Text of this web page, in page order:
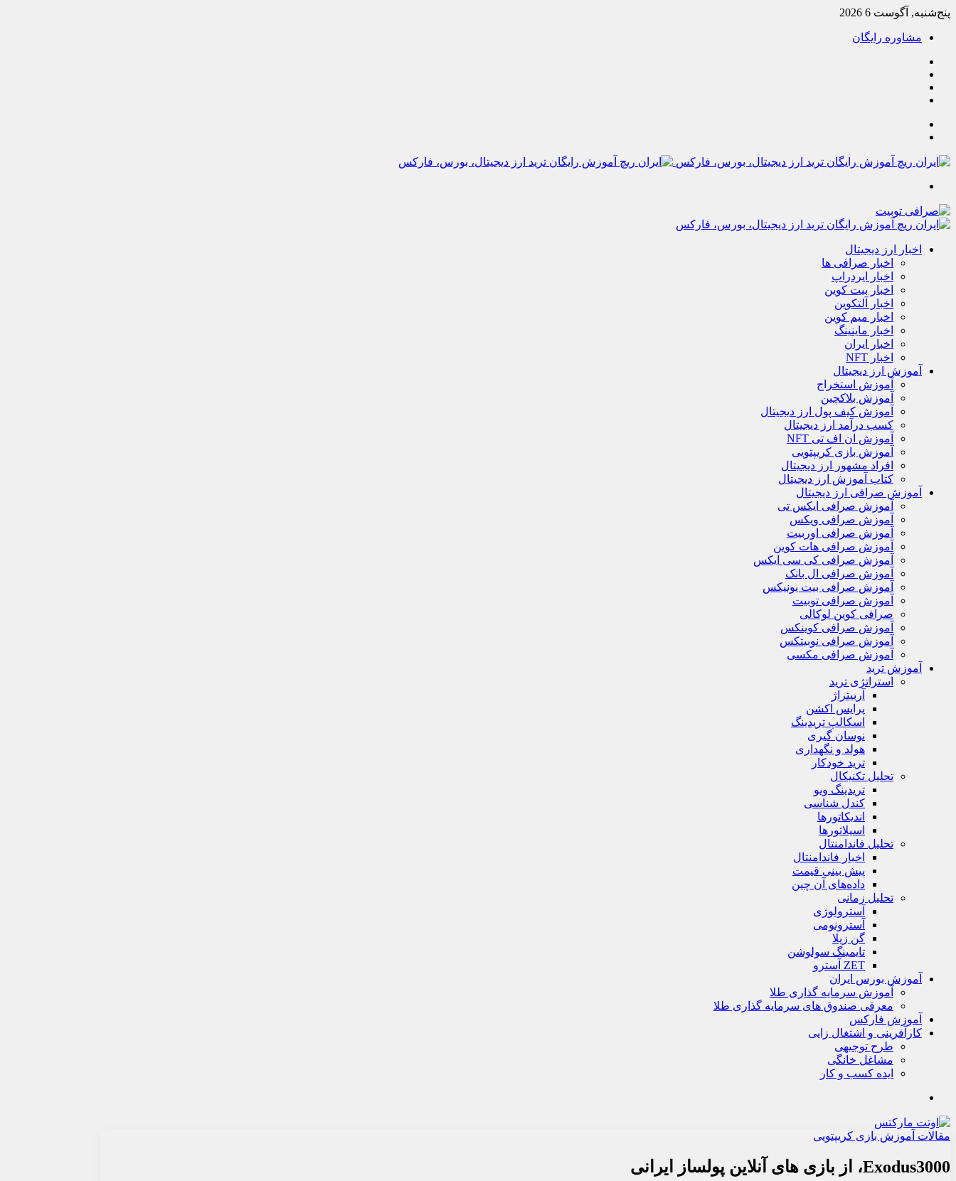
پنج‌شنبه, آگوست 6 2026
مشاوره رایگان
اخبار ارز دیجیتال
اخبار صرافی ها
اخبار ایردراپ
اخبار بیت کوین
اخبار آلتکوین
اخبار میم کوین
اخبار ماینینگ
اخبار ایران
اخبار NFT
آموزش ارز دیجیتال
آموزش استخراج
آموزش بلاکچین
آموزش کیف پول ارز دیجیتال
کسب درآمد ارز دیجیتال
آموزش ان اف تی NFT
آموزش بازی کریپتویی
افراد مشهور ارز دیجیتال
کتاب آموزش ارز دیجیتال
آموزش صرافی ارز دیجیتال
آموزش صرافی ایکس تی
آموزش صرافی ویکس
آموزش صرافی اوربیت
آموزش صرافی هات کوین
آموزش صرافی کی سی ایکس
آموزش صرافی ال بانک
آموزش صرافی بیت یونیکس
آموزش صرافی توبیت
صرافی کوین لوکالی
آموزش صرافی کوینکس
آموزش صرافی نوبیتکس
آموزش صرافی مکسی
آموزش ترید
استراتژی‌ ترید
آربیتراژ
پرایس اکشن
اسکالپ تریدینگ
نوسان گیری
هولد و نگهداری
ترید خودکار
تحلیل تکنیکال
تریدینگ ویو
کندل شناسی
اندیکاتورها
اسیلاتورها
تحلیل فاندامنتال
اخبار فاندامنتال
پیش بینی قیمت
داده‌های آن چین
تحلیل زمانی
آسترولوژی
آسترونومی
گن زیلا
تايمينگ سولوشن
ZET آسترو
آموزش بورس ایران
آموزش سرمایه گذاری طلا
معرفی صندوق های سرمایه گذاری طلا
آموزش فارکس
کارآفرینی و اشتغال زایی
طرح توجیهی
مشاغل خانگی
ایده کسب و کار
مقالات آموزش بازی کریپتویی
Exodus3000، از بازی های آنلاین پولساز ایرانی